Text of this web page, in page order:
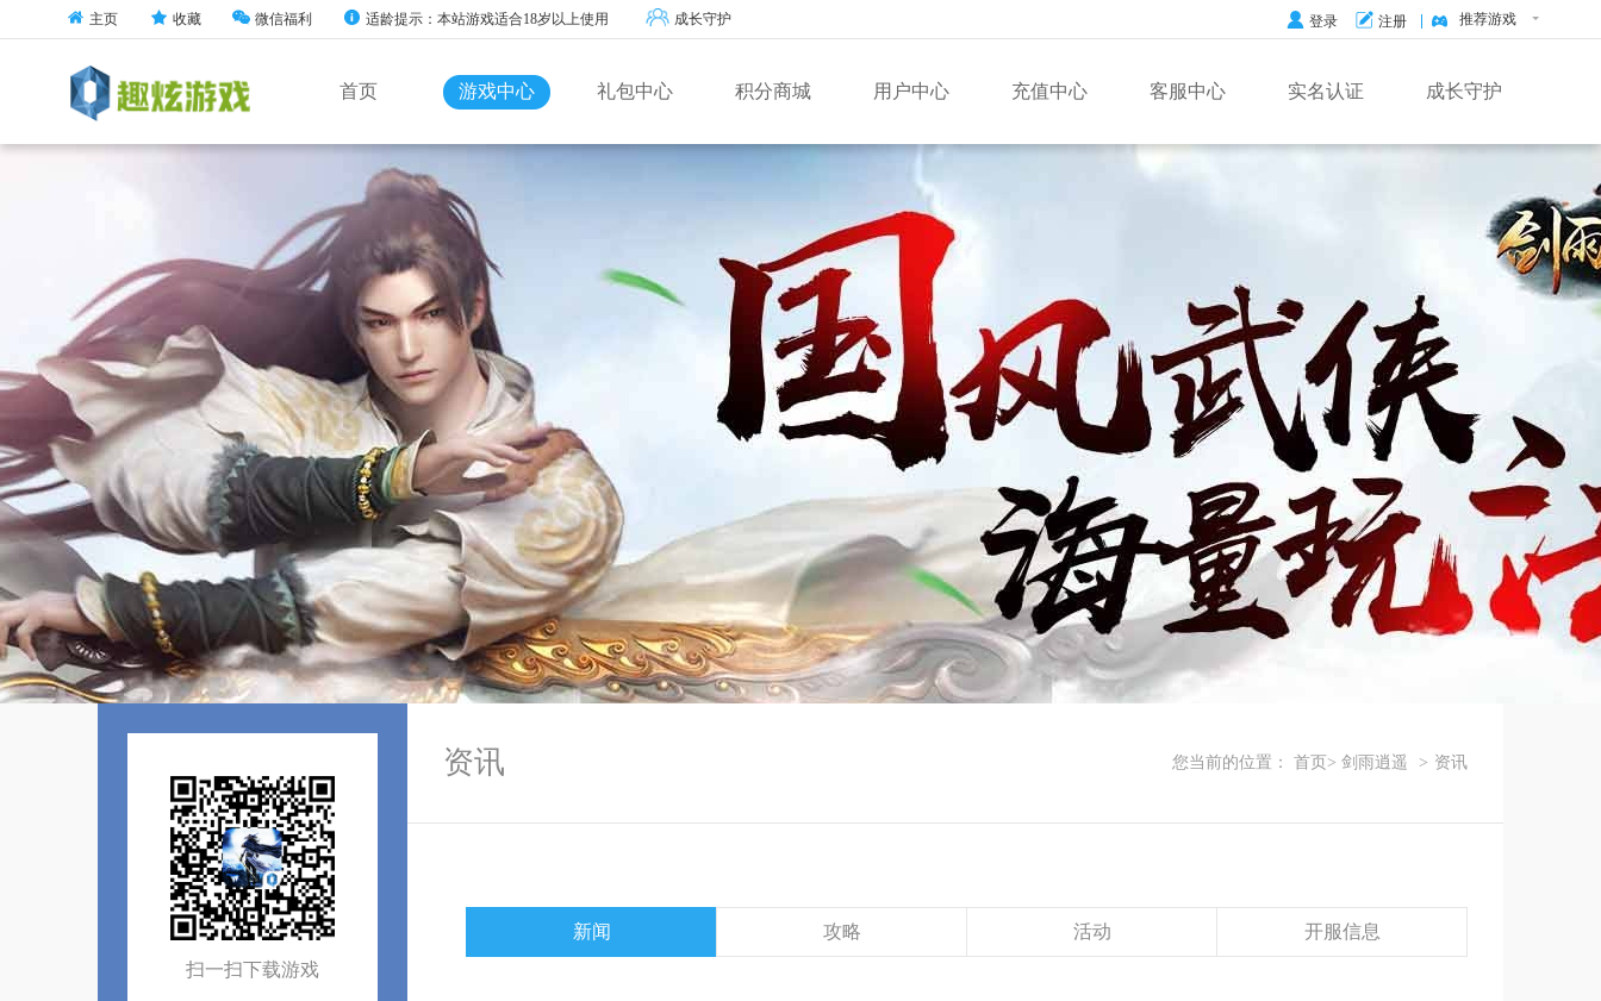
登录 注册 推荐游戏
主页 收藏 微信福利 适龄提示：本站游戏适合18岁以上使用 成长守护
首页 游戏中心 礼包中心 积分商城 用户中心 充值中心 客服中心 实名认证 成长守护
扫一扫下载游戏
资讯 您当前的位置： 首页> 剑雨逍遥 > 资讯
新闻 攻略 活动 开服信息